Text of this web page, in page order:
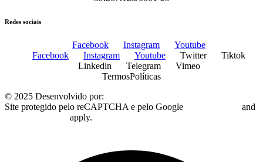
Redes sociais
Facebook Instagram
Youtube
Facebook
Instagram Youtube Twitter
Tiktok
Linkedin
Telegram
Vimeo
TermosPolíticas
© 2025 Desenvolvido por:
Site protegido pelo reCAPTCHA e pelo Google
and
apply.